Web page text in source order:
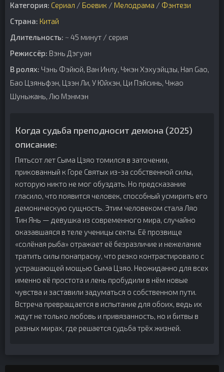
Категория: Сериал / Боевик / Мелодрама / Фэнтези
Страна: Китай
Длительность: ~ 45 минут / серия
Режиссёр: Вэнь Дэгуан
В ролях: Чэнь Фэйюй, Ван Инлу, Чжэн Хэхуэйцзы, Han Gao,
Бао Цзяньфэн, Цзэн Ли, У Юйхэн, Ци Пэйсинь, Чжао
Шуньжань, Лю Мэнмэн
Когда судьба преподносит демона (2025)
описание:
Пятьсот лет Сыма Цзяо томился в заточении,
прикованный к Горе Святых из-за собственной силы,
которую никто не мог обуздать. Но предсказание
гласило, что появится человек, способный усмирить его
демоническую сущность. Этим человеком стала Ляо
Тин Янь — девушка из современного мира, случайно
оказавшаяся в теле ученицы секты. Её прозвище
«солёная рыба» отражает её безразличие и нежелание
тратить силы понапрасну, что резко контрастировало с
устрашающей мощью Сыма Цзяо. Неожиданно для всех
именно её простота и лень пробудили в нём новые
чувства и заставили задуматься о собственном пути.
Встреча превращается в испытание для обоих, ведь их
ждут не только любовь и привязанность, но и битвы в
разных мирах, где решается судьба трёх жизней.